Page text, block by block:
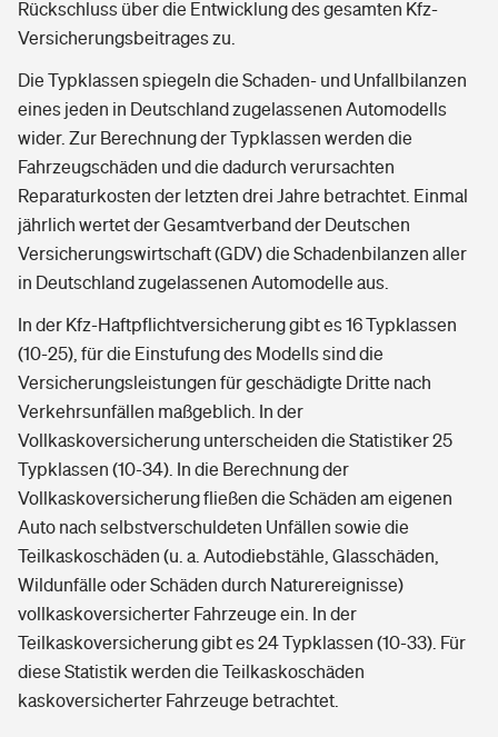
Rückschluss über die Entwicklung des gesamten Kfz-
Versicherungsbeitrages zu.
Die Typklassen spiegeln die Schaden- und Unfallbilanzen
eines jeden in Deutschland zugelassenen Automodells
wider. Zur Berechnung der Typklassen werden die
Fahrzeugschäden und die dadurch verursachten
Reparaturkosten der letzten drei Jahre betrachtet. Einmal
jährlich wertet der Gesamtverband der Deutschen
Versicherungswirtschaft (GDV) die Schadenbilanzen aller
in Deutschland zugelassenen Automodelle aus.
In der Kfz-Haftpflichtversicherung gibt es 16 Typklassen
(10-25), für die Einstufung des Modells sind die
Versicherungsleistungen für geschädigte Dritte nach
Verkehrsunfällen maßgeblich. In der
Vollkaskoversicherung unterscheiden die Statistiker 25
Typklassen (10-34). In die Berechnung der
Vollkaskoversicherung fließen die Schäden am eigenen
Auto nach selbstverschuldeten Unfällen sowie die
Teilkaskoschäden (u. a. Autodiebstähle, Glasschäden,
Wildunfälle oder Schäden durch Naturereignisse)
vollkaskoversicherter Fahrzeuge ein. In der
Teilkaskoversicherung gibt es 24 Typklassen (10-33). Für
diese Statistik werden die Teilkaskoschäden
kaskoversicherter Fahrzeuge betrachtet.